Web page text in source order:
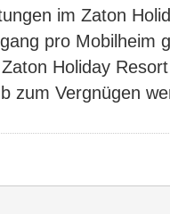
im Zaton
pro Mobilheim
Holiday
zum Vergnügen